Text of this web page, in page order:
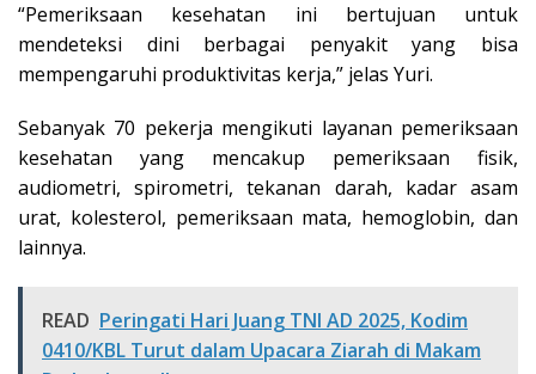
“Pemeriksaan kesehatan ini bertujuan untuk
mendeteksi dini berbagai penyakit yang bisa
mempengaruhi produktivitas kerja,” jelas Yuri.
Sebanyak 70 pekerja mengikuti layanan pemeriksaan
kesehatan yang mencakup pemeriksaan fisik,
audiometri, spirometri, tekanan darah, kadar asam
urat, kolesterol, pemeriksaan mata, hemoglobin, dan
lainnya.
READ Peringati Hari Juang TNI AD 2025, Kodim
0410/KBL Turut dalam Upacara Ziarah di Makam